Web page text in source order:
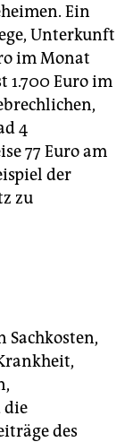
Ein
Unterkunft
im Monat
1.700 Euro im
4
77 Euro am
der
zu
Sachkosten,
die
des